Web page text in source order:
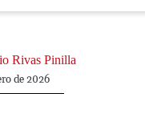
Rivas Pinilla
de 2026